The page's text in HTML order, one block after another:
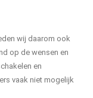
wij daarom ook
op de wensen en
en
vaak niet mogelijk